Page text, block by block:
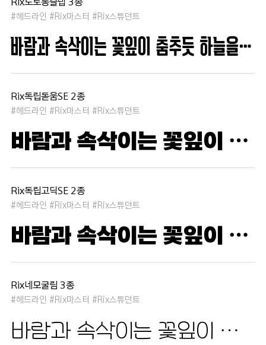
#헤드라인 #Rix마스터 #Rix스튜던트
바람과 속삭이는 꽃잎이 춤추듯 하늘을 날아 새처럼 꿈은 자유롭고 별빛처럼 빛나 새벽의 고요함 속에서 겨울 눈처럼 순수한 열정은 봄을 부른다
Rix독립돋움SE 2종
#헤드라인 #Rix마스터 #Rix스튜던트
바람과 속삭이는 꽃잎이 춤추듯 하늘을 날아 새처럼 꿈은 자유롭고 별빛처럼 빛나 새벽의 고요함 속에서 겨울 눈처럼 순수한 열정은 봄을 부른다
Rix독립고딕SE 2종
#헤드라인 #Rix마스터 #Rix스튜던트
바람과 속삭이는 꽃잎이 춤추듯 하늘을 날아 새처럼 꿈은 자유롭고 별빛처럼 빛나 새벽의 고요함 속에서 겨울 눈처럼 순수한 열정은 봄을 부른다
Rix네모굴림 3종
#헤드라인 #Rix마스터 #Rix스튜던트
바람과 속삭이는 꽃잎이 춤추듯 하늘을 날아 새처럼 꿈은 자유롭고 별빛처럼 빛나 새벽의 고요함 속에서 겨울 눈처럼 순수한 열정은 봄을 부른다